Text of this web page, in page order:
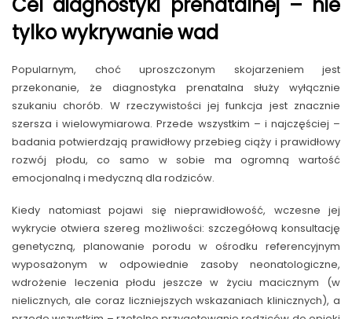
Cel diagnostyki prenatalnej – nie
tylko wykrywanie wad
Popularnym, choć uproszczonym skojarzeniem jest
przekonanie, że diagnostyka prenatalna służy wyłącznie
szukaniu chorób. W rzeczywistości jej funkcja jest znacznie
szersza i wielowymiarowa. Przede wszystkim – i najczęściej –
badania potwierdzają prawidłowy przebieg ciąży i prawidłowy
rozwój płodu, co samo w sobie ma ogromną wartość
emocjonalną i medyczną dla rodziców.
Kiedy natomiast pojawi się nieprawidłowość, wczesne jej
wykrycie otwiera szereg możliwości: szczegółową konsultację
genetyczną, planowanie porodu w ośrodku referencyjnym
wyposażonym w odpowiednie zasoby neonatologiczne,
wdrożenie leczenia płodu jeszcze w życiu macicznym (w
nielicznych, ale coraz liczniejszych wskazaniach klinicznych), a